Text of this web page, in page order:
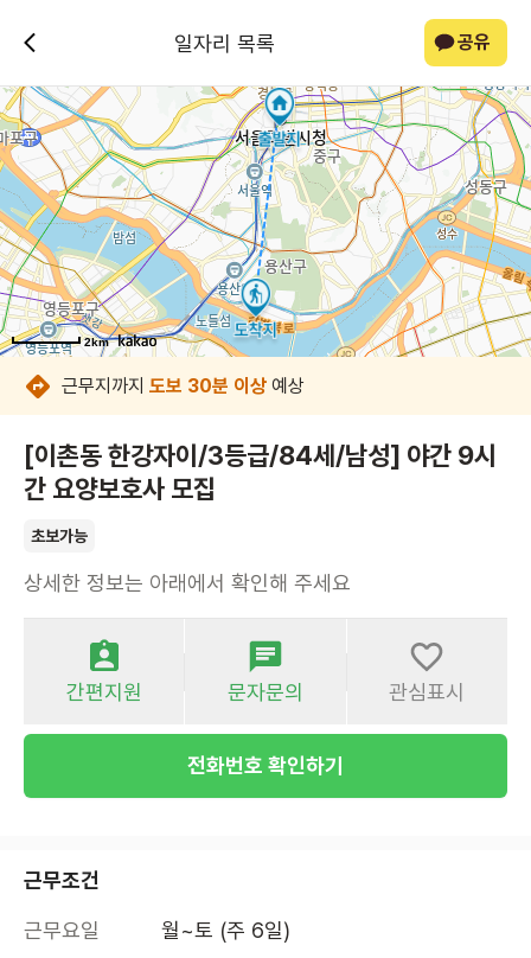
일자리 목록 공유
2km
2km
2km
2km
2km
2km
2km
2km
근무지까지 도보 30분 이상 예상
[이촌동 한강자이/3등급/84세/남성] 야간 9시
간 요양보호사 모집
초보가능
상세한 정보는 아래에서 확인해 주세요
간편지원 문자문의 관심표시
전화번호 확인하기
근무조건
근무요일
월~토 (주 6일)